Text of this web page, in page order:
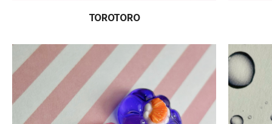
TOROTORO